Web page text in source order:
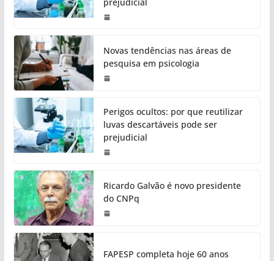
Novas tendências nas áreas de
pesquisa em psicologia
Perigos ocultos: por que reutilizar
luvas descartáveis pode ser
prejudicial
Ricardo Galvão é novo presidente
do CNPq
FAPESP completa hoje 60 anos